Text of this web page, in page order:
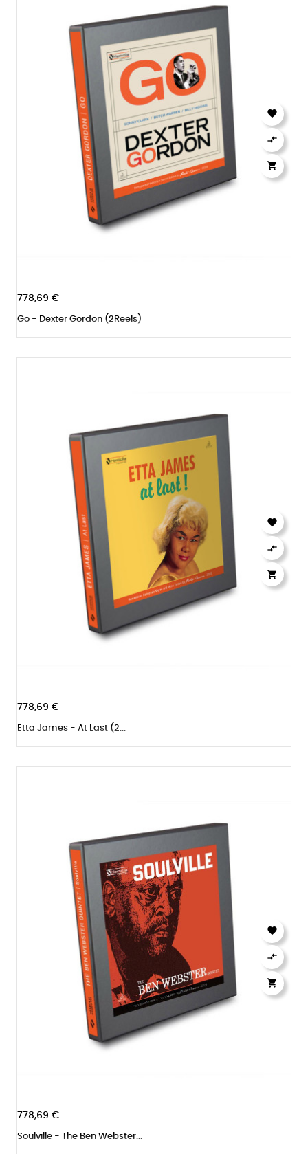
778,69 €
Go - Dexter Gordon (2Reels)



778,69 €
Etta James - At Last (2...



778,69 €
Soulville - The Ben Webster...


